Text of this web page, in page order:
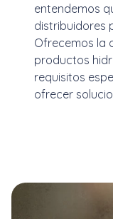
entendemos
distribuidores
Ofrecemos la
productos
requisitos
ofrecer